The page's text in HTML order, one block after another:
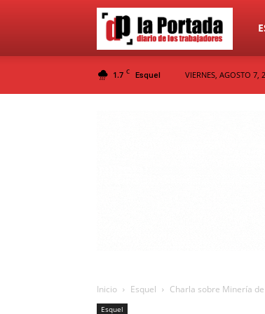
La
1.7 C Esquel VIERNES, AGOSTO 7,
Inicio Esquel Charla sobre Minería
Esquel